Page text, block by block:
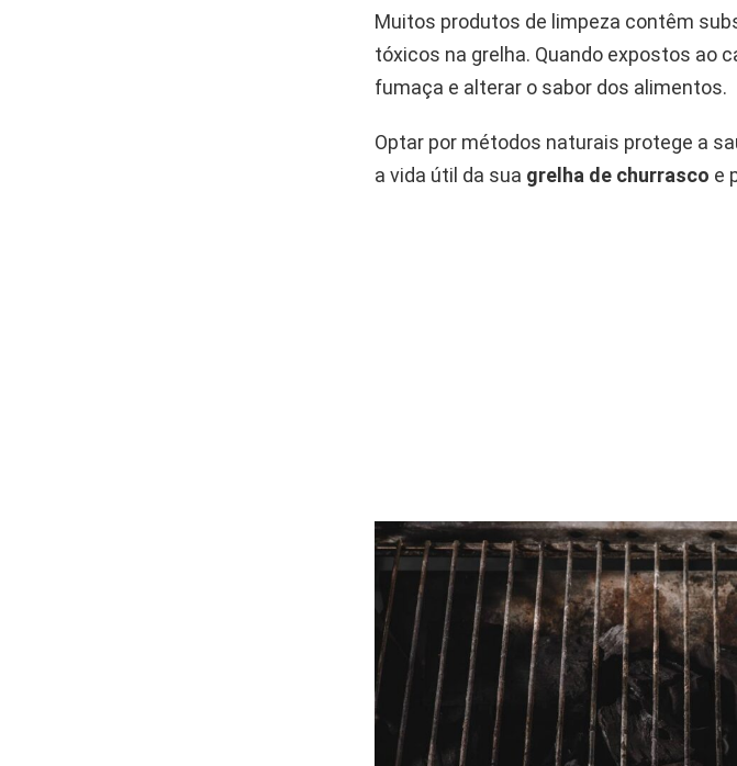
Muitos produtos de limpeza contêm
tóxicos na grelha. Quando expostos ao
fumaça e alterar o sabor dos alimentos.
Optar por métodos naturais protege a
a vida útil da sua grelha de churrasco e